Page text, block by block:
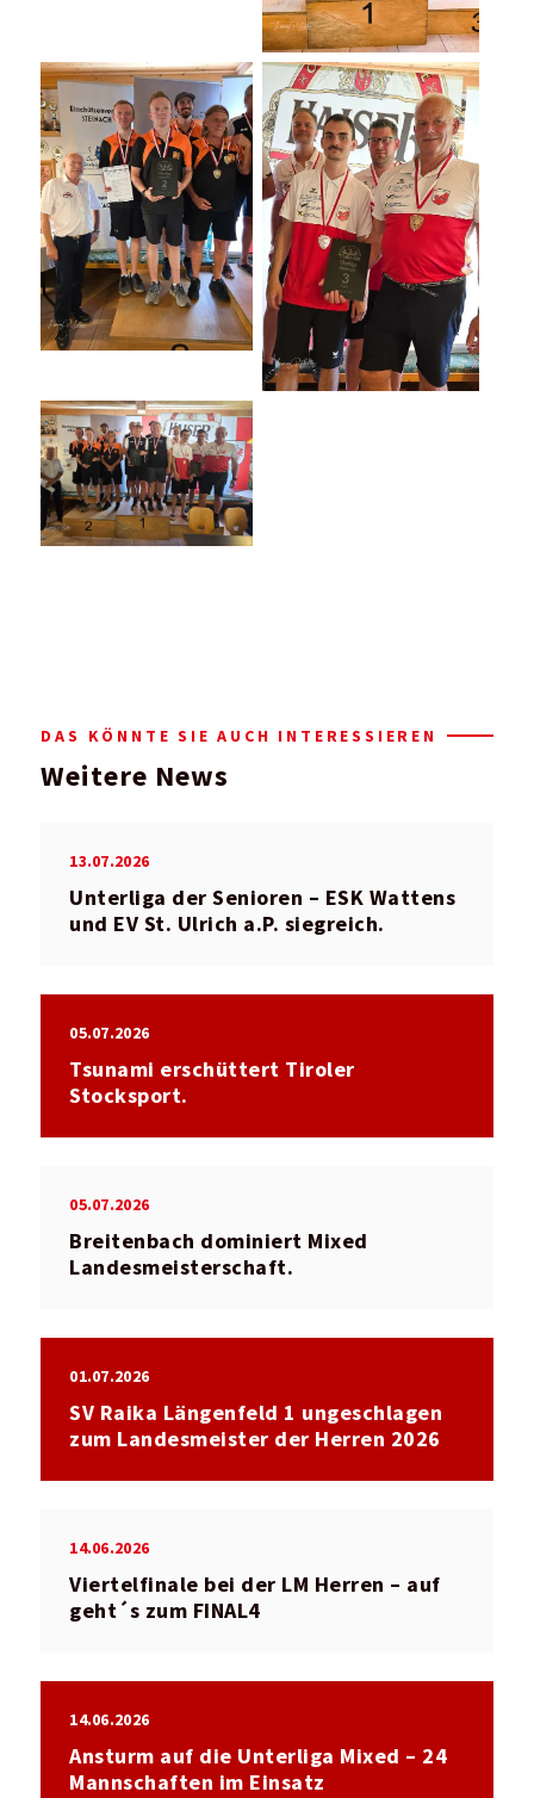
DAS KÖNNTE SIE AUCH INTERESSIEREN
Weitere News
13.07.2026
Unterliga der Senioren – ESK Wattens
und EV St. Ulrich a.P. siegreich.
05.07.2026
Tsunami erschüttert Tiroler
Stocksport.
05.07.2026
Breitenbach dominiert Mixed
Landesmeisterschaft.
01.07.2026
SV Raika Längenfeld 1 ungeschlagen
zum Landesmeister der Herren 2026
14.06.2026
Viertelfinale bei der LM Herren – auf
geht´s zum FINAL4
14.06.2026
Ansturm auf die Unterliga Mixed – 24
Mannschaften im Einsatz